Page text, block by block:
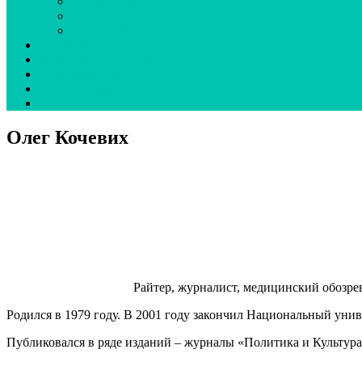
Олег Кочевих
Райтер, журналист, медицинский
Родился в 1979 году. В 2001 году закончил Национальный
Публиковался в ряде изданий – журналы «Политика и